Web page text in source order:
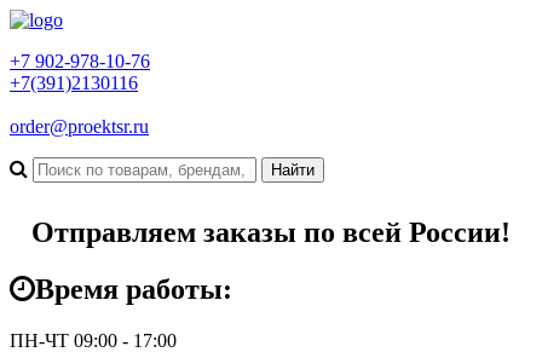
+7 902-978-10-76
+7(391)2130116
order@proektsr.ru
Отправляем заказы по всей России!
Время работы:
ПН-ЧТ 09:00 - 17:00